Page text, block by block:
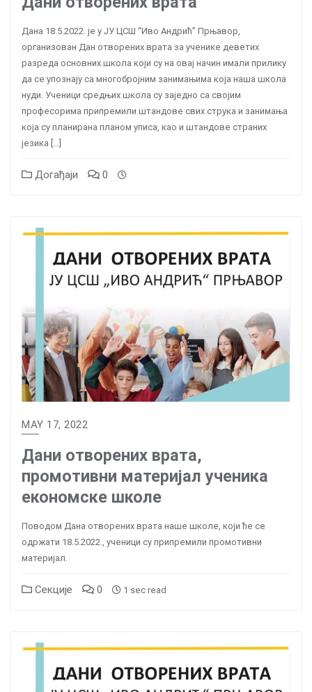
Дана 18.5.2022. је у ЈУ ЦСШ “Иво Андрић” Прњавор,
организован Дан отворених врата за ученике деветих
разреда основних школа који су на овај начин имали прилику
да се упознају са многобројним занимањима која наша школа
нуди. Ученици средњих школа су заједно са својим
професорима припремили штандове свих струка и занимања
која су планирана планом уписа, као и штандове страних
језика […]
Догађаји 0
MAY 17, 2022
Дани отворених врата,
промотивни материјал ученика
економске школе
Поводом Дана отворених врата наше школе, који ће се
одржати 18.5.2022., ученици су припремили промотивни
материјал.
Секције 0 1 sec read